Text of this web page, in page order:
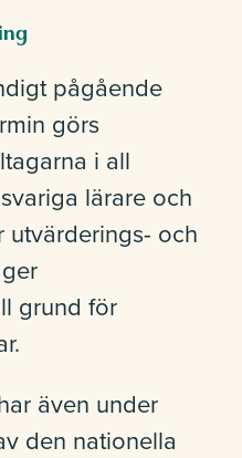
pågående
görs
i all
lärare och
utvärderings- och
grund för
även under
den nationella